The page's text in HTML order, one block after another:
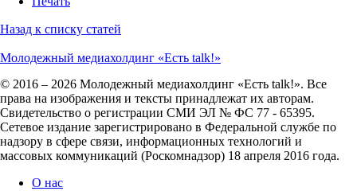
Назад к списку статей
Молодежный медиахолдинг «Есть talk!»
© 2016 – 2026 Молодежный медиахолдинг «Есть talk!». Все
права на изображения и тексты принадлежат их авторам.
Свидетельство о регистрации СМИ ЭЛ № ФС 77 - 65395.
Сетевое издание зарегистрировано в Федеральной службе по
надзору в сфере связи, информационных технологий и
массовых коммуникаций (Роскомнадзор) 18 апреля 2016 года.
О нас